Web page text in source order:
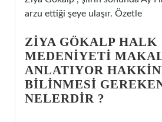
arzu ettiği şeye ulaşır. Özetle
ZIYA GÖKALP HALK
MEDENIYETI
ANLATIYOR
BILINMESI
NELERDIR ?